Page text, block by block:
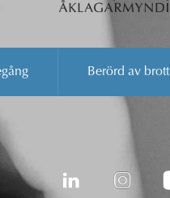
Berörd av brott